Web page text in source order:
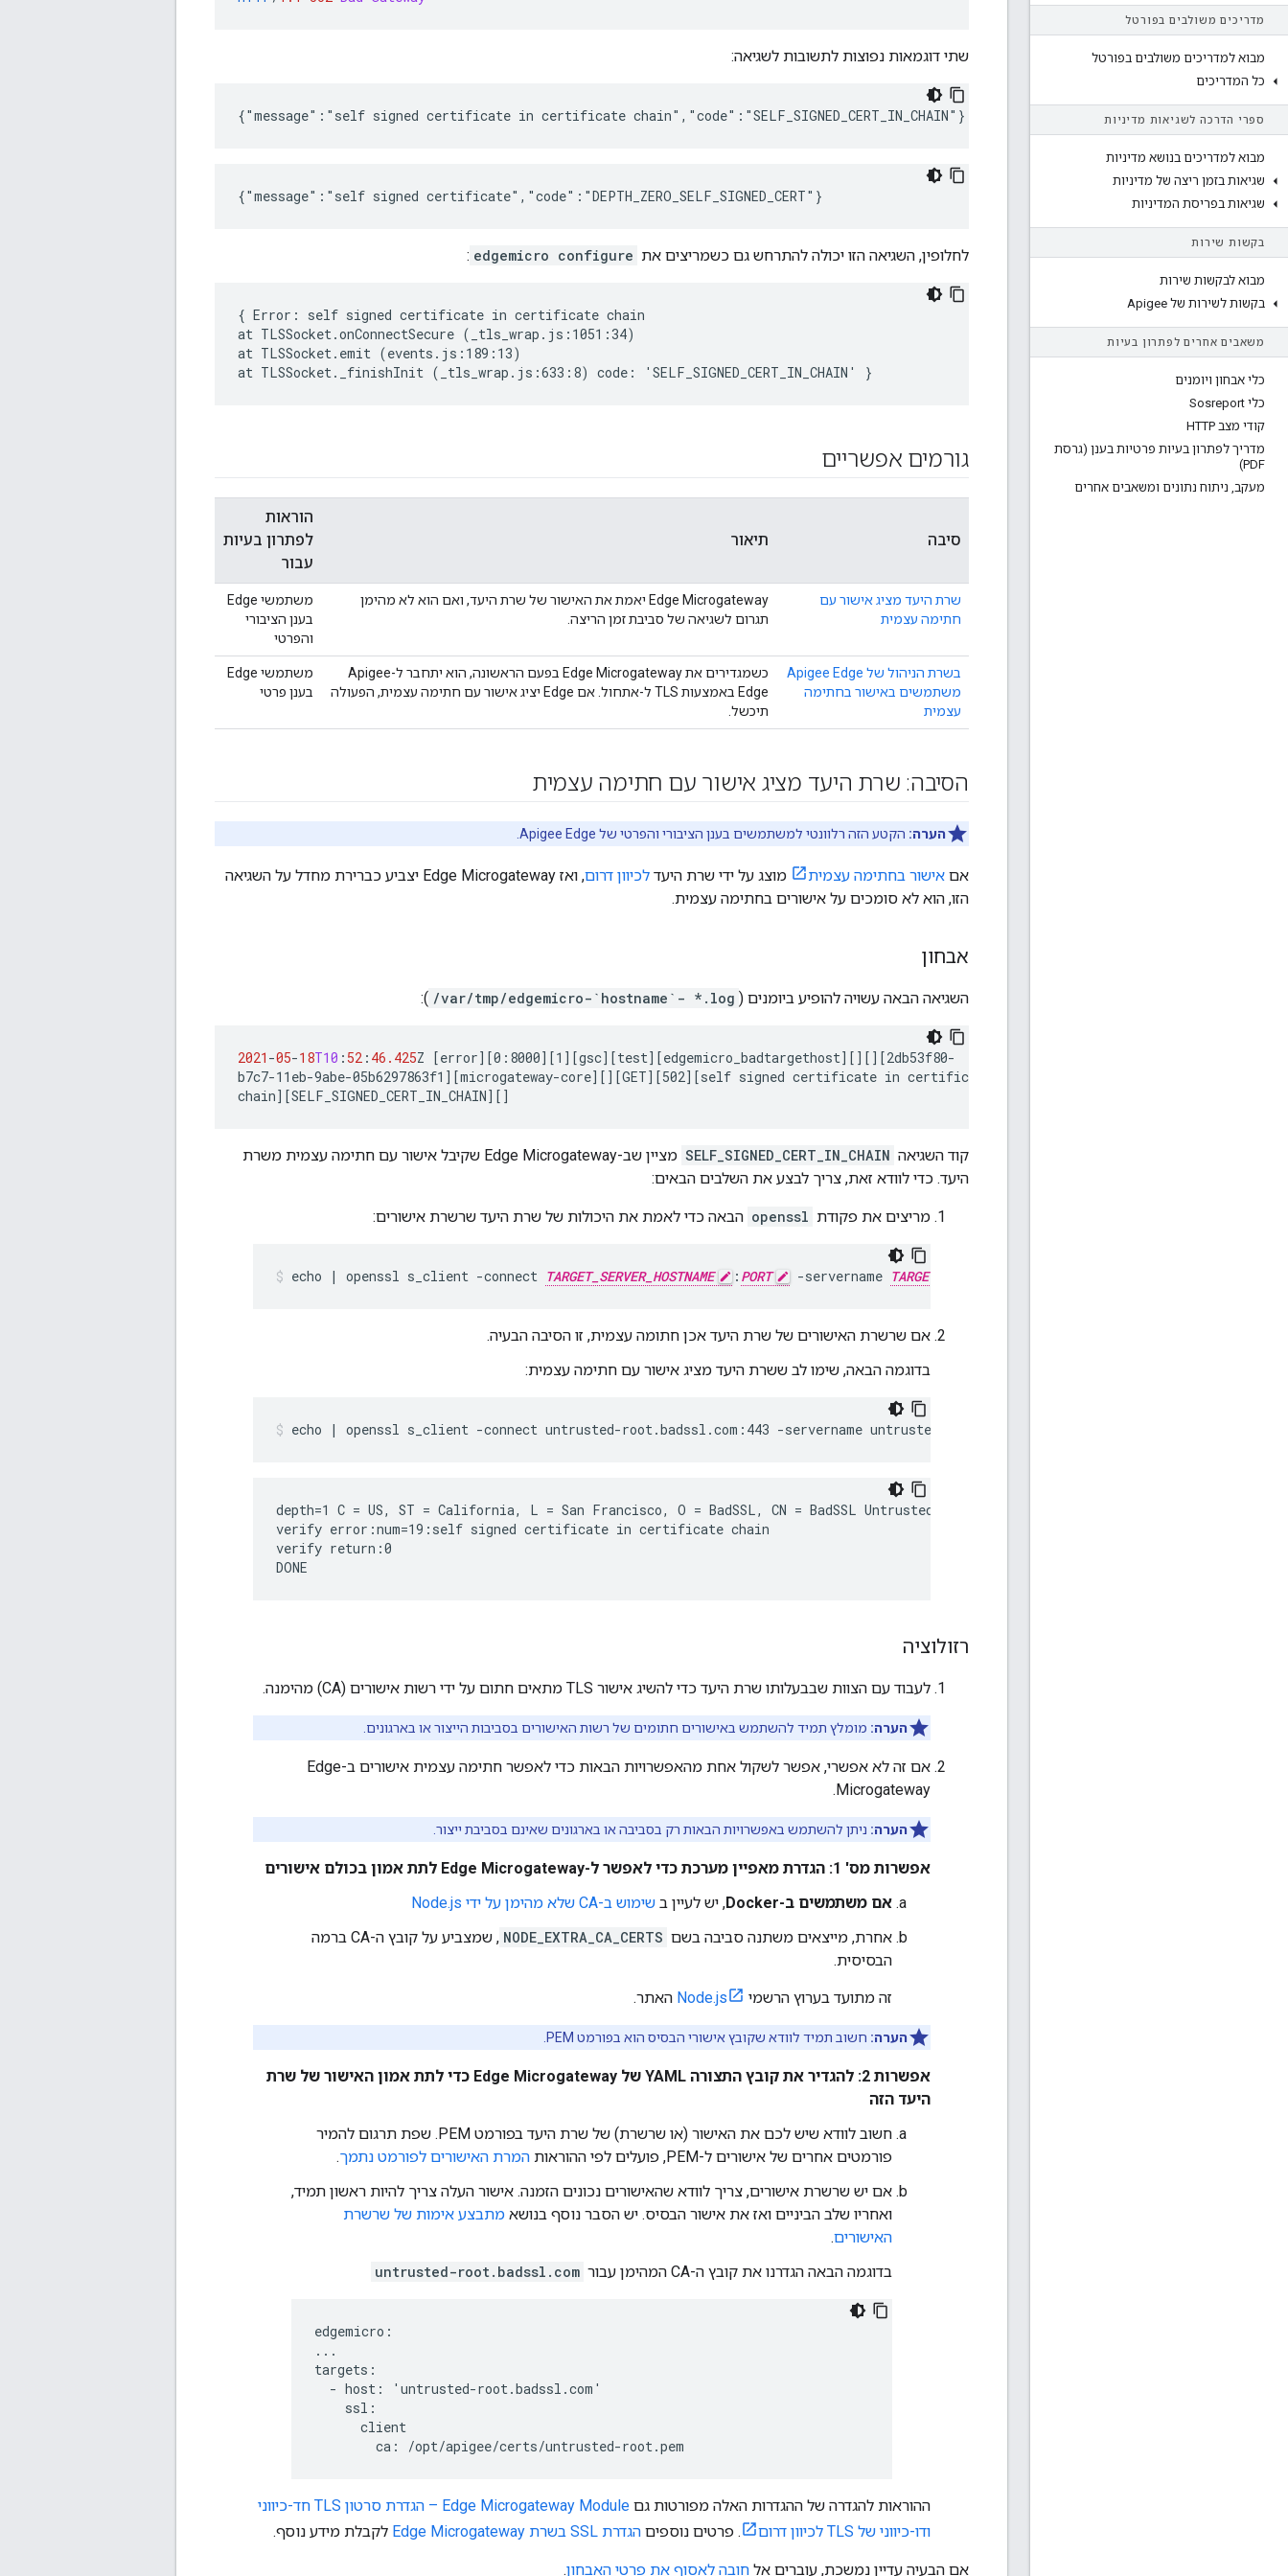
מדריכים משולבים בפורטל
מבוא למדריכים משולבים בפורטל
כל המדריכים
ספרי הדרכה לשגיאות מדיניות
מבוא למדריכים בנושא מדיניות
שגיאות בזמן ריצה של מדיניות
שגיאות בפריסת המדיניות
בקשות שירות
מבוא לבקשות שירות
בקשות לשירות של Apigee
משאבים אחרים לפתרון בעיות
כלי אבחון ויומנים
כלי Sosreport
קודי מצב HTTP
מדריך לפתרון בעיות פרטיות בענן (גרסת
PDF)
מעקב, ניתוח נתונים ומשאבים אחרים
שתי דוגמאות נפוצות לתשובות לשגיאה:
{"message":"self signed certificate in certificate chain","code":"SELF_SIGNED_CERT_IN_CHAIN"}
{"message":"self signed certificate","code":"DEPTH_ZERO_SELF_SIGNED_CERT"}
לחלופין, השגיאה הזו יכולה להתרחש גם כשמריצים את edgemicro configure
:
{ Error: self signed certificate in certificate chain
at TLSSocket.onConnectSecure (_tls_wrap.js:1051:34)
at TLSSocket.emit (events.js:189:13)
at TLSSocket._finishInit (_tls_wrap.js:633:8) code: 'SELF_SIGNED_CERT_IN_CHAIN' }
גורמים אפשריים
סיבה תיאור
הוראות
לפתרון בעיות
עבור
שרת היעד מציג אישור עם
חתימה עצמית
Edge Microgateway יאמת את האישור של שרת היעד, ואם הוא לא מהימן
תגרום לשגיאה של סביבת זמן הריצה.
משתמשי Edge
בענן הציבורי
והפרטי
בשרת הניהול של Apigee Edge
משתמשים באישור בחתימה
עצמית
כשמגדירים את Edge Microgateway בפעם הראשונה, הוא יתחבר ל-Apigee
Edge באמצעות TLS ל-אתחול. אם Edge יציג אישור עם חתימה עצמית, הפעולה
תיכשל.
משתמשי Edge
בענן פרטי
הסיבה: שרת היעד מציג אישור עם חתימה עצמית
הערה: הקטע הזה רלוונטי למשתמשים בענן הציבורי והפרטי של Apigee Edge.
אם אישור בחתימה עצמית מוצג על ידי שרת היעד לכיוון דרום
, ואז Edge Microgateway יצביע כברירת מחדל על השגיאה
הזו, הוא לא סומכים על אישורים בחתימה עצמית.
אבחון
השגיאה הבאה עשויה להופיע ביומנים ( /var/tmp/edgemicro-`hostname`- *.log
):
2021 -05-18T10 : 52 : 46.425Z [error][0:8000][1 ][gsc][test][edgemicro_badtargethost] [][] [2db53f80-
b7c7-11eb-9abe-05b6297863f1 ][microgateway-core] [] [GET][502][self signed certificate in certificate
chain][SELF_SIGNED_CERT_IN_CHAIN] []
קוד השגיאה SELF_SIGNED_CERT_IN_CHAIN
מציין שב-Edge Microgateway שקיבל אישור עם חתימה עצמית משרת
היעד. כדי לוודא זאת, צריך לבצע את השלבים הבאים:
מריצים את פקודת openssl הבאה כדי לאמת את היכולות של שרת היעד שרשרת אישורים:
echo | openssl s_client -connect TARGET_SERVER_HOSTNAME : PORT -servername TARGET_SERVER_HOSTNAME
אם שרשרת האישורים של שרת היעד אכן חתומה עצמית, זו הסיבה הבעיה.
בדוגמה הבאה, שימו לב ששרת היעד מציג אישור עם חתימה עצמית:
depth=1 C = US, ST = California, L = San Francisco, O = BadSSL, CN = BadSSL Untrusted Root Certificate Authority
verify error:num=19:self signed certificate in certificate chain
verify return:0
DONE
רזולוציה
לעבוד עם הצוות שבבעלותו שרת היעד כדי להשיג אישור TLS מתאים חתום על ידי רשות אישורים (CA) מהימנה.
הערה: מומלץ תמיד להשתמש באישורים חתומים של רשות האישורים בסביבות הייצור או בארגונים.
אם זה לא אפשרי, אפשר לשקול אחת מהאפשרויות הבאות כדי לאפשר חתימה עצמית אישורים ב-Edge
Microgateway.
הערה: ניתן להשתמש באפשרויות הבאות רק בסביבה או בארגונים שאינם בסביבת ייצור.
אפשרות מס' 1: הגדרת מאפיין מערכת כדי לאפשר ל-Edge Microgateway לתת אמון בכולם אישורים
אם משתמשים ב-Docker
, יש לעיין ב שימוש ב-CA שלא מהימן על ידי Node.js
אחרת, מייצאים משתנה סביבה בשם NODE_EXTRA_CA_CERTS
, שמצביע על קובץ ה-CA ברמה
הבסיסית.
זה מתועד בערוץ הרשמי Node.js האתר.
הערה: חשוב תמיד לוודא שקובץ אישורי הבסיס הוא בפורמט PEM.
אפשרות 2: להגדיר את קובץ התצורה YAML של Edge Microgateway כדי לתת אמון האישור של שרת
היעד הזה
חשוב לוודא שיש לכם את האישור (או שרשרת) של שרת היעד בפורמט PEM. שפת תרגום להמיר
פורמטים אחרים של אישורים ל-PEM, פועלים לפי ההוראות
המרת האישורים לפורמט נתמך.
אם יש שרשרת אישורים, צריך לוודא שהאישורים נכונים הזמנה. אישור העלה צריך להיות ראשון תמיד,
ואחריו שלב הביניים ואז את אישור הבסיס. יש הסבר נוסף בנושא מתבצע אימות של שרשרת
האישורים.
בדוגמה הבאה הגדרנו את קובץ ה-CA המהימן עבור
untrusted-root.badssl.com
edgemicro:
...
targets:
  - host: 'untrusted-root.badssl.com'
    ssl:
      client
        ca: /opt/apigee/certs/untrusted-root.pem
ההוראות להגדרה של ההגדרות האלה מפורטות גם
Edge Microgateway Module – הגדרת סרטון TLS חד-כיווני
ודו-כיווני של TLS לכיוון דרום
. פרטים נוספים הגדרת SSL בשרת Edge Microgateway לקבלת מידע נוסף.
אם הבעיה עדיין נמשכת, עוברים אל חובה לאסוף את פרטי האבחון.